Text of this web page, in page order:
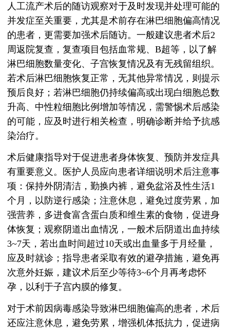
人工流产术后的随访观察对于及时发现并处理可能的
并发症至关重要，尤其是术前存在淋巴细胞偏高情况
的患者，更需要加强术后随访。一般建议患者术后2
周返院复查，复查项目包括血常规、B超等，以了解
淋巴细胞数量变化、子宫恢复情况及有无残留组织。
若术后淋巴细胞恢复正常，无其他异常情况，则提示
预后良好；若淋巴细胞仍持续偏高或出现白细胞总数
升高、中性粒细胞比例增加等情况，需警惕术后感染
的可能，应及时进行相关检查，明确诊断并给予抗感
染治疗。
术后健康指导对于促进患者身体恢复、预防并发症具
有重要意义。医护人员应向患者详细说明术后注意事
项：保持外阴清洁，勤换内裤，避免盆浴及性生活1
个月，以防逆行感染；注意休息，避免过度劳累，加
强营养，多进食富含蛋白质和维生素的食物，促进身
体恢复；观察阴道出血情况，一般术后阴道出血持续
3~7天，若出血时间超过10天或出血量多于月经量，
应及时就诊；指导患者采取有效的避孕措施，避免再
次意外妊娠，建议术后至少等待3~6个月再考虑怀
孕，以利于子宫内膜的修复。
对于术前因病毒感染导致淋巴细胞偏高的患者，术后
还应注意休息，避免劳累，增强机体抵抗力，促进病